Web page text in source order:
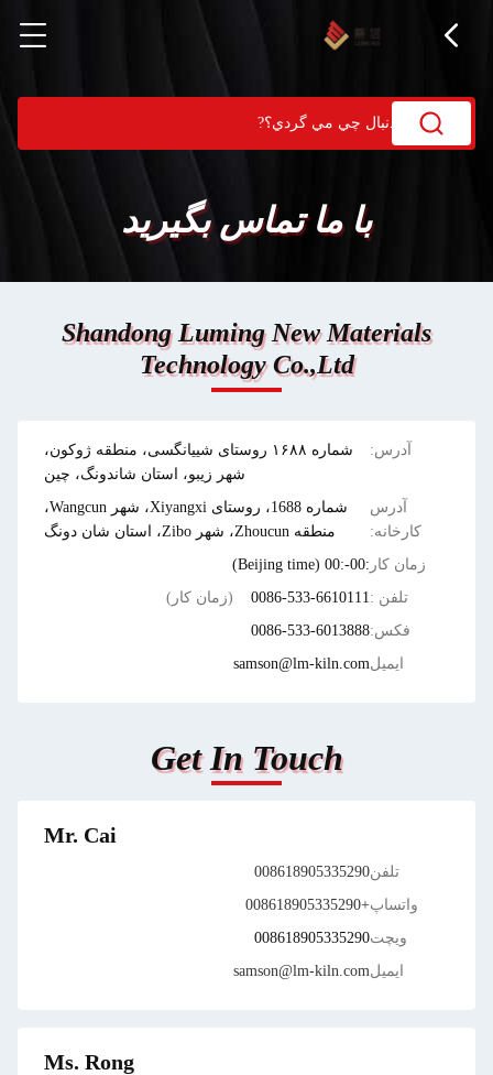
با ما تماس بگیرید
Shandong Luming New Materials
Technology Co.,Ltd
آدرس:
شماره ۱۶۸۸ روستای شییانگسی، منطقه ژوکون،
شهر زیبو، استان شاندونگ، چین
آدرس
کارخانه:
شماره 1688، روستای Xiyangxi، شهر Wangcun،
منطقه Zhoucun، شهر Zibo، استان شان دونگ
زمان کار :00-:00 (Beijing time)
تلفن :0086-533-6610111
(زمان کار)
فکس:0086-533-6013888
ایمیلsamson@lm-kiln.com
Get In Touch
Mr. Cai
تلفن008618905335290
واتساپ+008618905335290
ویچت008618905335290
ایمیلsamson@lm-kiln.com
Ms. Rong